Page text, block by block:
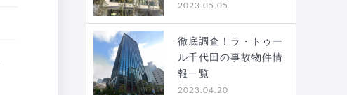
故…
2023.05.05
徹底調査！ラ・トゥー
ル千代田の事故物件情
報一覧
2023.04.20